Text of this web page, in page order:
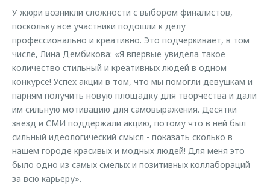
У жюри возникли сложности с выбором финалистов,
поскольку все участники подошли к делу
профессионально и креативно. Это подчеркивает, в том
числе, Лина Дембикова: «Я впервые увидела такое
количество стильный и креативных людей в одном
конкурсе! Успех акции в том, что мы помогли девушкам и
парням получить новую площадку для творчества и дали
им сильную мотивацию для самовыражения. Десятки
звезд и СМИ поддержали акцию, потому что в ней был
сильный идеологический смысл - показать сколько в
нашем городе красивых и модных людей! Для меня это
было одно из самых смелых и позитивных коллабораций
за всю карьеру».